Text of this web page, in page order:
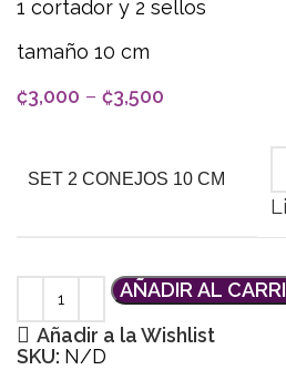
1 cortador y 2 sellos
tamaño 10 cm
₡3,000 – ₡3,500
SET 2 CONEJOS 10 CM
AÑADIR AL
Añadir a la Wishlist
SKU: N/D